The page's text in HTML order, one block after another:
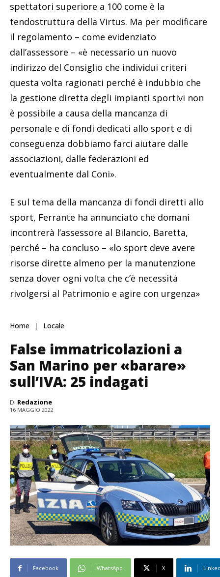
spettatori superiore a 100 come è la
tendostruttura della Virtus. Ma per modificare
il regolamento – come evidenziato
dall’assessore – «è necessario un nuovo
indirizzo del Consiglio che individui criteri
questa volta ragionati perché è indubbio che
la gestione diretta degli impianti sportivi non
è possibile a causa della mancanza di
personale e di fondi dedicati allo sport e di
conseguenza dobbiamo farci aiutare dalle
associazioni, dalle federazioni ed
eventualmente dal Coni».
E sul tema della mancanza di fondi diretti allo
sport, Ferrante ha annunciato che domani
incontrerà l’assessore al Bilancio, Baretta,
perché – ha concluso – «lo sport deve avere
risorse dirette almeno per la manutenzione
senza dover ogni volta che c’è necessità
rivolgersi al Patrimonio e agire con urgenza»
Home Locale
False immatricolazioni a
San Marino per «barare»
sull’IVA: 25 indagati
Di Redazione
16 MAGGIO 2022
Facebook WhatsApp X